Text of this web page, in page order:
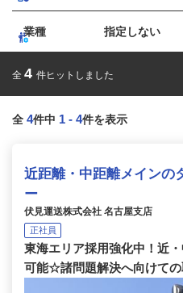
業種 指定しない
全 4 件ヒットしました
全 4件中 1 - 4件を表示
近距離・中距離メインの
ー
伏見運送株式会社 名古屋支店
正社員
東海エリア採用強化中！近
可能☆諸問題解決へ向けて